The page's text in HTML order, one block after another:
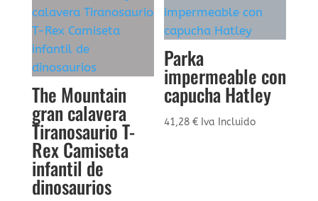
The Mountain
gran calavera
Tiranosaurio T-
Rex Camiseta
infantil de
dinosaurios
Parka
impermeable con
capucha Hatley
41,28€ Iva Incluido